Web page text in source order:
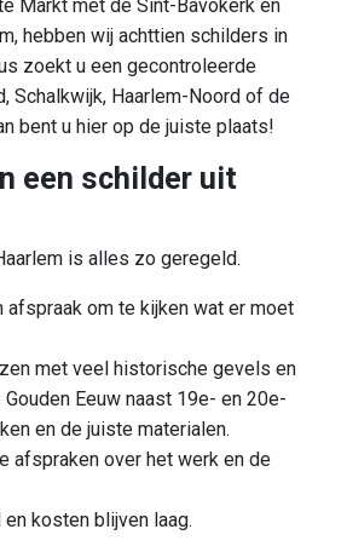
Markt met de Sint-Bavokerk en
hebben wij achttien schilders in
zoekt u een gecontroleerde
Schalkwijk, Haarlem-Noord of de
bent u hier op de juiste plaats!
een schilder uit
is alles zo geregeld.
afspraak om te kijken wat er moet
met veel historische gevels en
Eeuw naast 19e- en 20e-
en de juiste materialen.
afspraken over het werk en de
kosten blijven laag.